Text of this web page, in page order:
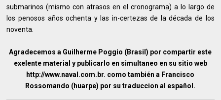
submarinos (mismo con atrasos en el cronograma) a lo largo de
los penosos años ochenta y las in-certezas de la década de los
noventa.
Agradecemos a Guilherme Poggio (Brasil) por compartir este
exelente material y publicarlo en simultaneo en su sitio web
http://www.naval.com.br. como también a Francisco
Rossomando (huarpe) por su traduccion al español.